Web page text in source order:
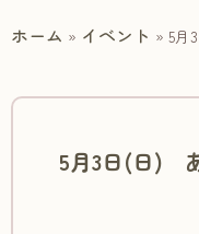
ホーム » イベント » 5月
5月3日(日)